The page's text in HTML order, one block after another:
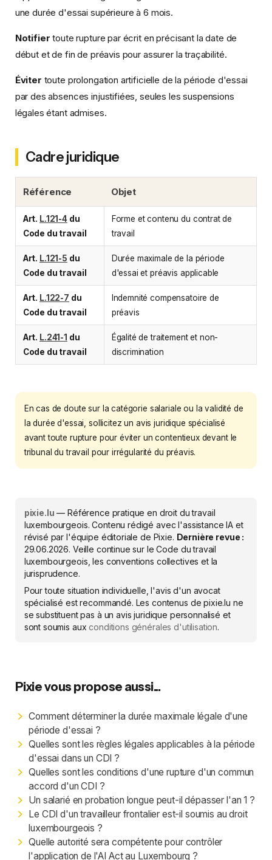
une durée d'essai supérieure à 6 mois.
Notifier toute rupture par écrit en précisant la date de
début et de fin de préavis pour assurer la traçabilité.
Éviter toute prolongation artificielle de la période d'essai
par des absences injustifiées, seules les suspensions
légales étant admises.
Cadre juridique
Référence Objet
Art. L.121-4du
Code du travail
Forme et contenu du contrat de
travail
Art. L.121-5 du
Code du travail
Durée maximale de la période
d'essai et préavis applicable
Art. L.122-7 du
Code du travail
Indemnité compensatoire de
préavis
Art. L.241-1 du
Code du travail
Égalité de traitement et non-
discrimination
En cas de doute sur la catégorie salariale ou la validité de
la durée d'essai, sollicitez un avis juridique spécialisé
avant toute rupture pour éviter un contentieux devant le
tribunal du travail pour irrégularité du préavis.
pixie.lu — Référence pratique en droit du travail
luxembourgeois. Contenu rédigé avec l'assistance IA et
révisé par l'équipe éditoriale de Pixie. Dernière revue :
29.06.2026. Veille continue sur le Code du travail
luxembourgeois, les conventions collectives et la
jurisprudence.
Pour toute situation individuelle, l'avis d'un avocat
spécialisé est recommandé. Les contenus de pixie.lu ne
se substituent pas à un avis juridique personnalisé et
sont soumis auxconditions générales d'utilisation.
Pixie vous propose aussi...
Comment déterminer la durée maximale légale d'une
période d'essai ?
Quelles sont les règles légales applicables à la période
d'essai dans un CDI ?
Quelles sont les conditions d'une rupture d'un commun
accord d'un CDI ?
Un salarié en probation longue peut-il dépasser l'an 1 ?
Le CDI d'un travailleur frontalier est-il soumis au droit
luxembourgeois ?
Quelle autorité sera compétente pour contrôler
l'application de l'AI Act au Luxembourg ?